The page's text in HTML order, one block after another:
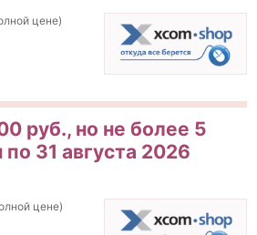
цене)
руб., но не более 5
31 августа 2026
цене)